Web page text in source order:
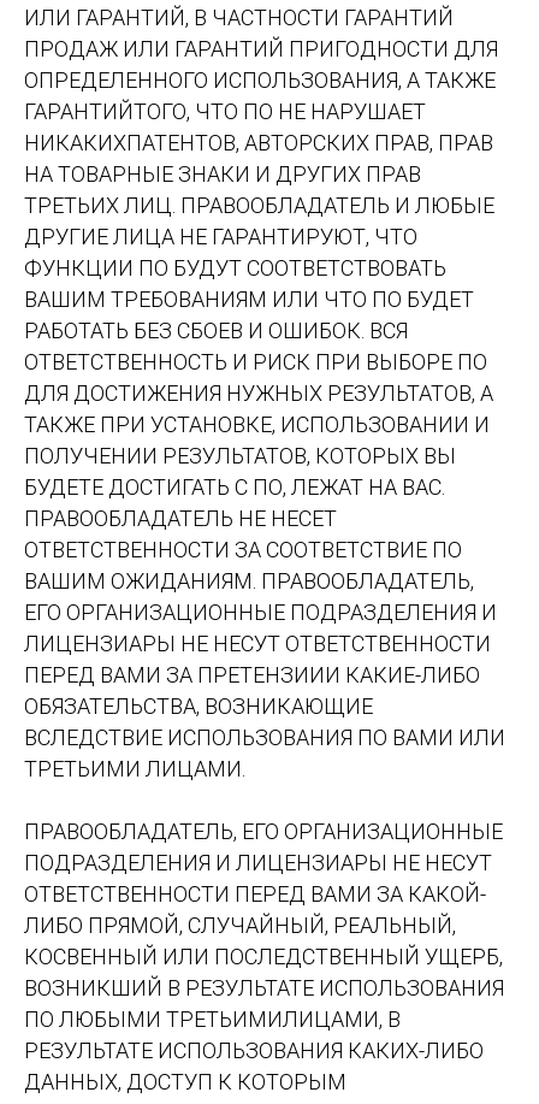
ИЛИ ГАРАНТИЙ, В ЧАСТНОСТИ ГАРАНТИЙ
ПРОДАЖ ИЛИ ГАРАНТИЙ ПРИГОДНОСТИ ДЛЯ
ОПРЕДЕЛЕННОГО ИСПОЛЬЗОВАНИЯ, А ТАКЖЕ
ГАРАНТИЙТОГО, ЧТО ПО НЕ НАРУШАЕТ
НИКАКИХПАТЕНТОВ, АВТОРСКИХ ПРАВ, ПРАВ
НА ТОВАРНЫЕ ЗНАКИ И ДРУГИХ ПРАВ
ТРЕТЬИХ ЛИЦ. ПРАВООБЛАДАТЕЛЬ И ЛЮБЫЕ
ДРУГИЕ ЛИЦА НЕ ГАРАНТИРУЮТ, ЧТО
ФУНКЦИИ ПО БУДУТ СООТВЕТСТВОВАТЬ
ВАШИМ ТРЕБОВАНИЯМ ИЛИ ЧТО ПО БУДЕТ
РАБОТАТЬ БЕЗ СБОЕВ И ОШИБОК. ВСЯ
ОТВЕТСТВЕННОСТЬ И РИСК ПРИ ВЫБОРЕ ПО
ДЛЯ ДОСТИЖЕНИЯ НУЖНЫХ РЕЗУЛЬТАТОВ, А
ТАКЖЕ ПРИ УСТАНОВКЕ, ИСПОЛЬЗОВАНИИ И
ПОЛУЧЕНИИ РЕЗУЛЬТАТОВ, КОТОРЫХ ВЫ
БУДЕТЕ ДОСТИГАТЬ С ПО, ЛЕЖАТ НА ВАС.
ПРАВООБЛАДАТЕЛЬ НЕ НЕСЕТ
ОТВЕТСТВЕННОСТИ ЗА СООТВЕТСТВИЕ ПО
ВАШИМ ОЖИДАНИЯМ. ПРАВООБЛАДАТЕЛЬ,
ЕГО ОРГАНИЗАЦИОННЫЕ ПОДРАЗДЕЛЕНИЯ И
ЛИЦЕНЗИАРЫ НЕ НЕСУТ ОТВЕТСТВЕННОСТИ
ПЕРЕД ВАМИ ЗА ПРЕТЕНЗИИИ КАКИЕ-ЛИБО
ОБЯЗАТЕЛЬСТВА, ВОЗНИКАЮЩИЕ
ВСЛЕДСТВИЕ ИСПОЛЬЗОВАНИЯ ПО ВАМИ ИЛИ
ТРЕТЬИМИ ЛИЦАМИ.
ПРАВООБЛАДАТЕЛЬ, ЕГО ОРГАНИЗАЦИОННЫЕ
ПОДРАЗДЕЛЕНИЯ И ЛИЦЕНЗИАРЫ НЕ НЕСУТ
ОТВЕТСТВЕННОСТИ ПЕРЕД ВАМИ ЗА КАКОЙ-
ЛИБО ПРЯМОЙ, СЛУЧАЙНЫЙ, РЕАЛЬНЫЙ,
КОСВЕННЫЙ ИЛИ ПОСЛЕДСТВЕННЫЙ УЩЕРБ,
ВОЗНИКШИЙ В РЕЗУЛЬТАТЕ ИСПОЛЬЗОВАНИЯ
ПО ЛЮБЫМИ ТРЕТЬИМИЛИЦАМИ, В
РЕЗУЛЬТАТЕ ИСПОЛЬЗОВАНИЯ КАКИХ-ЛИБО
ДАННЫХ, ДОСТУП К КОТОРЫМ